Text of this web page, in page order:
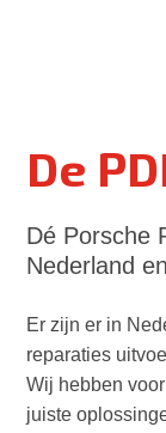
De
Dé Porsche
Nederland
Er zijn er in
reparaties
Wij hebben
juiste